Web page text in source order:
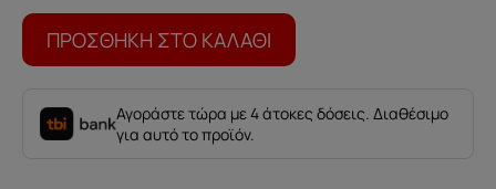
ΠΡΟΣΘΉΚΗ ΣΤΟ ΚΑΛΆΘΙ
Αγοράστε τώρα με 4 άτοκες δόσεις. Διαθέσιμο
για αυτό το προϊόν.